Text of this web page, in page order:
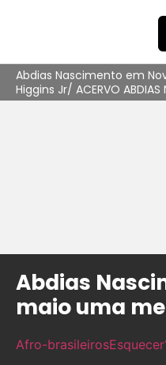
Abdias Nascimento em
Higgins Jr/ ACERVO ABDIAS
Abdias
maio uma
Afro-brasileiros